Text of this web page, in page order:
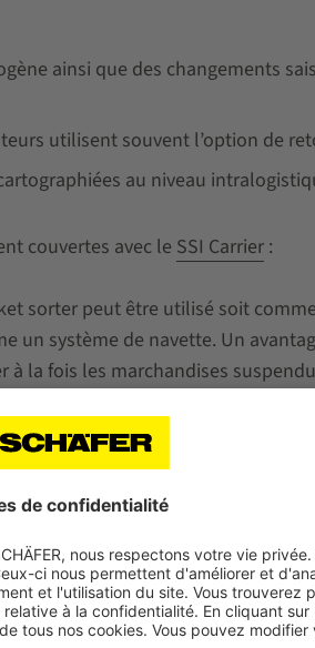
ainsi que des changements
utilisent souvent l’option de
au niveau
couvertes avec le SSI Carrier:
sorter peut être utilisé soit
un système de navette. Un
la fois les marchandises
logistique moderne et convivial
tous les types d’entrepôts.
de la visualisation avec WAMAS®